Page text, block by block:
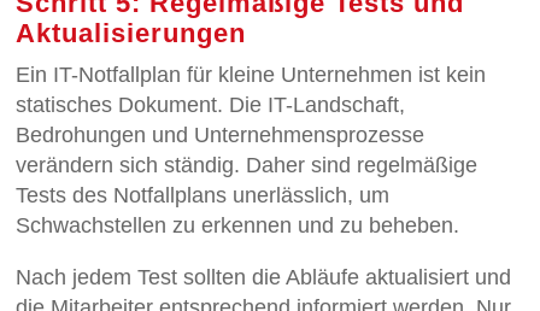
Aktualisierungen
Ein IT-Notfallplan für kleine Unternehmen ist kein
statisches Dokument. Die IT-Landschaft,
Bedrohungen und Unternehmensprozesse
verändern sich ständig. Daher sind regelmäßige
Tests des Notfallplans unerlässlich, um
Schwachstellen zu erkennen und zu beheben.
Nach jedem Test sollten die Abläufe aktualisiert und